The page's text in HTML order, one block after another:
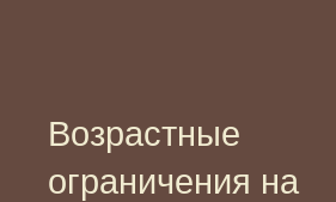
Возрастные
ограничения на